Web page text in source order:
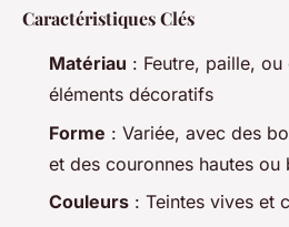
Caractéristiques Clés
Matériau : Feutre, paille,
éléments décoratifs
Forme : Variée, avec des
et des couronnes hautes ou
Couleurs : Teintes vives et